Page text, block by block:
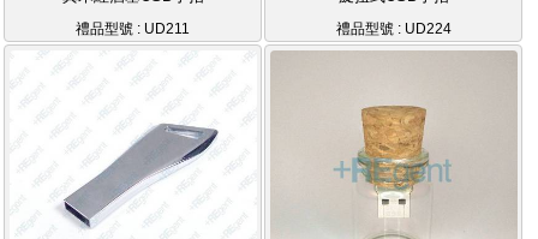
禮品型號 : UD211
禮品型號 : UD224